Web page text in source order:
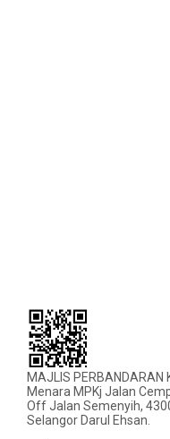
MAJLIS PERBANDARAN
Menara MPKj Jalan
Off Jalan Semenyih,
Selangor Darul Ehsan.